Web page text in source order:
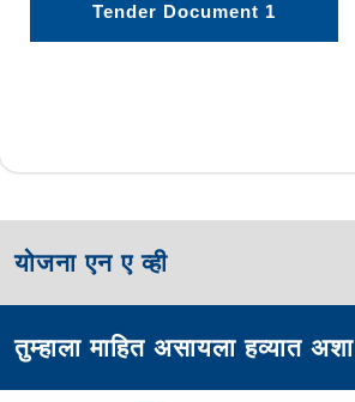
Tender Document 1
योजना एन ए व्ही
तुम्हाला माहित असायला हव्यात अशा